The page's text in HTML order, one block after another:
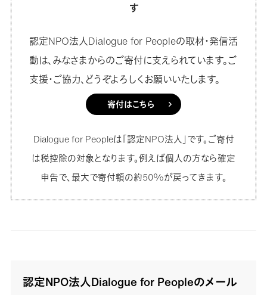
す
認定NPO法人Dialogue for Peopleの取材・発信活
動は、みなさまからのご寄付に支えられています。ご
支援・ご協力、どうぞよろしくお願いいたします。
寄付はこちら
Dialogue for Peopleは「認定NPO法人」です。ご寄付
は税控除の対象となります。例えば個人の方なら確定
申告で、最大で寄付額の約50%が戻ってきます。
認定NPO法人Dialogue for Peopleのメール